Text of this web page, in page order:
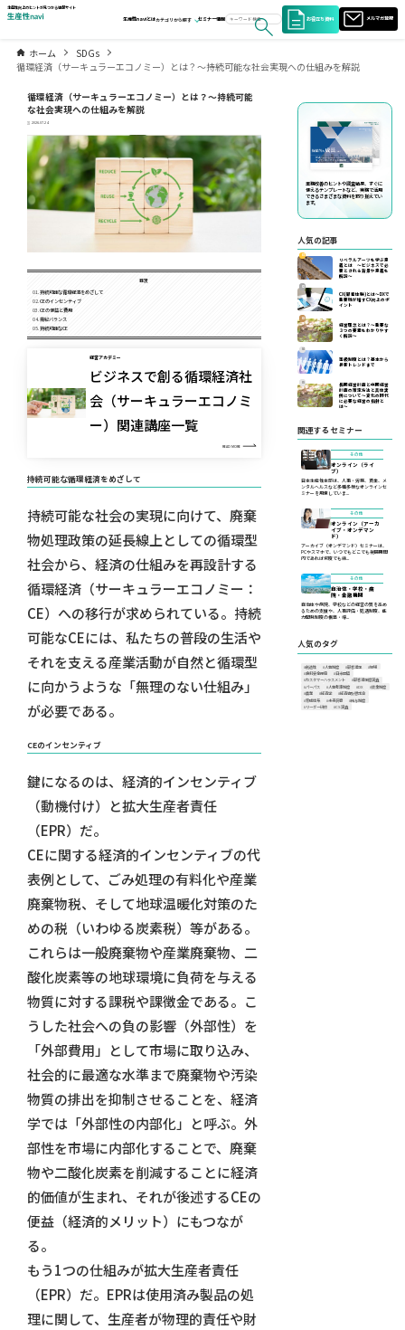
生産性向上のヒントが見つかる情報サイト
生産性naviとはカテゴリから探す セミナー情報 お役立ち資料 メルマガ登録
ホーム
SDGs
循環経済（サーキュラーエコノミー）とは？～持続可能な社会実現への仕組みを解説
循環経済（サーキュラーエコノミー）とは？～持続可能
な社会実現への仕組みを解説
2026.07.24
目次
持続可能な循環経済をめざして
CEのインセンティブ
CEの便益と費用
需給バランス
持続可能なCE
経営アカデミー
ビジネスで創る循環経済社
会（サーキュラーエコノミ
ー）関連講座一覧
READ MORE
持続可能な循環経済をめざして
持続可能な社会の実現に向けて、廃棄
物処理政策の延長線上としての循環型
社会から、経済の仕組みを再設計する
循環経済（サーキュラーエコノミー：
CE）への移行が求められている。持続
可能なCEには、私たちの普段の生活や
それを支える産業活動が自然と循環型
に向かうような「無理のない仕組み」
が必要である。
CEのインセンティブ
鍵になるのは、経済的インセンティブ
（動機付け）と拡大生産者責任
（EPR）だ。
CEに関する経済的インセンティブの代
表例として、ごみ処理の有料化や産業
廃棄物税、そして地球温暖化対策のた
めの税（いわゆる炭素税）等がある。
これらは一般廃棄物や産業廃棄物、二
酸化炭素等の地球環境に負荷を与える
物質に対する課税や課徴金である。こ
うした社会への負の影響（外部性）を
「外部費用」として市場に取り込み、
社会的に最適な水準まで廃棄物や汚染
物質の排出を抑制させることを、経済
学では「外部性の内部化」と呼ぶ。外
部性を市場に内部化することで、廃棄
物や二酸化炭素を削減することに経済
的価値が生まれ、それが後述するCEの
便益（経済的メリット）にもつなが
る。
もう1つの仕組みが拡大生産者責任
（EPR）だ。EPRは使用済み製品の処
理に関して、生産者が物理的責任や財
業務改善のヒントや調査結果、すぐに
使えるテンプレートなど、実務で活用
できるさまざまな資料を取り揃えてい
ます。
人気の記事
01
リベラルアーツを学ぶ意
義とは ～ビジネスで必
要とされる背景や意義を
解説～
02
CX(顧客体験)とは～DXで
重要性が増すCX向上のポ
イント
03
経営理念とは？～重要な
３つの要素をわかりやす
く解説～
等級制度とは？基本から
最新トレンドまで
05
長期経営計画と中期経営
計画の策定方法と具体実
例について〜変化の時代
に必要な経営の指針と
は〜
関連するセミナー
その他
オンライン（ライ
ブ）
日本生産性本部は、人事・労務、賃金、メ
ンタルヘルスなど多種多様なオンラインセ
ミナーを用意していま...
その他
オンライン（アーカ
イブ・オンデマン
ド）
アーカイブ（オンデマンド）セミナーは、
PCやスマホで、いつでもどこでも視聴期間
内であれば何度でも繰...
その他
自治体・学校・病
院・金融機関
自治体や病院、学校などの経営の質を高め
るための支援や、人事評価・処遇制度、能
力開発制度の構築・導...
人気のタグ
#創造性 #人事制度 #顧客満足
#現場
#食料安全保障
#日米同盟
#カスタマーハラスメント
#顧客満足度調査
#パーパス
#人事考課制度 #DX
#賃金制度
#農業
#経済学
#経済情勢懇話会
#育成体系
#未来洞察
#給与制度
#リーダー研修
#CS調査